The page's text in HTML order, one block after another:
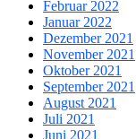
Februar 2022
Januar 2022
Dezember 2021
November 2021
Oktober 2021
September 2021
August 2021
Juli 2021
Juni 2021